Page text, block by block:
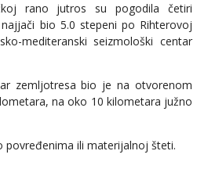
rano jutros su pogodila četiri
bio 5.0 stepeni po Rihterovoj
mediteranski seizmološki centar
zemljotresa bio je na otvorenom
na oko 10 kilometara južno
povređenima ili materijalnoj šteti.